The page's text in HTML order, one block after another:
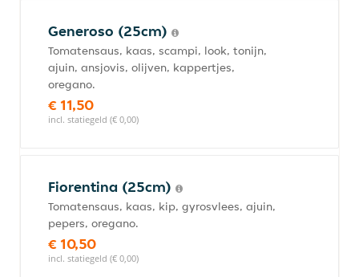
Generoso (25cm)
Tomatensaus, kaas, scampi, look, tonijn,
ajuin, ansjovis, olijven, kappertjes,
oregano.
€ 11,50
incl. statiegeld (€ 0,00)
Fiorentina (25cm)
Tomatensaus, kaas, kip, gyrosvlees, ajuin,
pepers, oregano.
€ 10,50
incl. statiegeld (€ 0,00)